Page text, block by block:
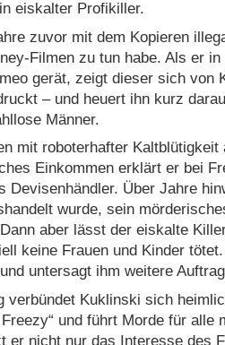
eiskalter Profikiller.
zuvor mit dem Kopieren
Filmen zu tun habe. Als er
gerät, zeigt dieser sich von
– und heuert ihn kurz
Männer.
mit roboterhafter Kaltblütigkeit
Einkommen erklärt er bei
Devisenhändler. Über Jahre
wurde, sein
aber lässt der eiskalte
keine Frauen und Kinder
untersagt ihm weitere
verbündet Kuklinski sich
und führt Morde für alle
er nicht nur das Interesse des